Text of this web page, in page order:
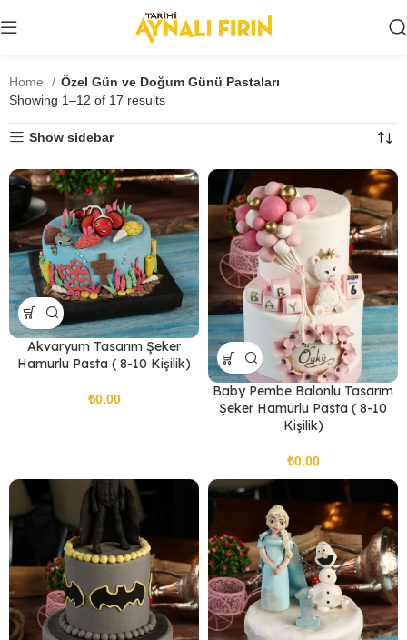
Home
Özel Gün ve Doğum Günü Pastaları
Showing 1–12 of 17 results
Show sidebar
Akvaryum Tasarım Şeker
Hamurlu Pasta ( 8-10 Kişilik)
₺
Baby Pembe Balonlu Tasarım
Şeker Hamurlu Pasta ( 8-10
Kişilik)
₺